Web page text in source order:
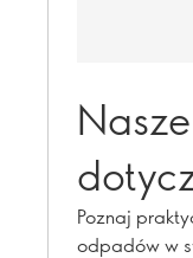
ilości
Poznaj
odpadów w